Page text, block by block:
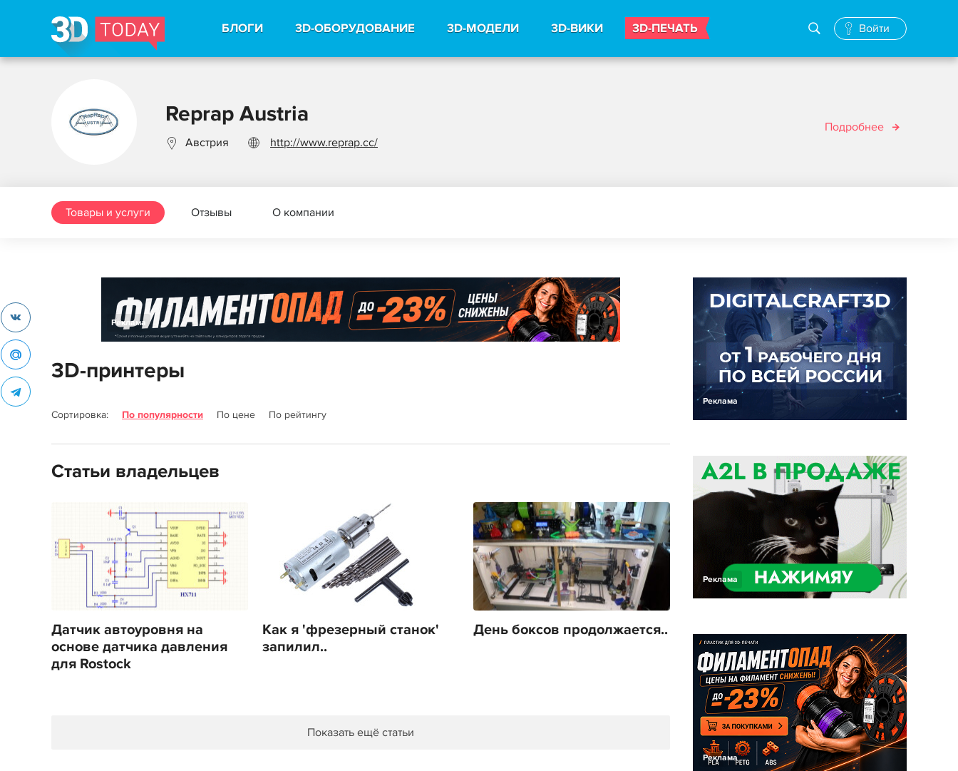
БЛОГИ 3D-ОБОРУДОВАНИЕ 3D-МОДЕЛИ 3D-ВИКИ 3D-ПЕЧАТЬ Войти
Reprap Austria
Австрия http://www.reprap.cc/
Подробнее
Товары и услуги Отзывы О компании
Реклама
3D-принтеры
Сортировка: По популярности По цене По рейтингу
Статьи владельцев
Датчик автоуровня на
основе датчика давления
для Rostock
Как я 'фрезерный станок'
запилил..
День боксов продолжается..
Показать ещё статьи
Реклама
Реклама
Реклама